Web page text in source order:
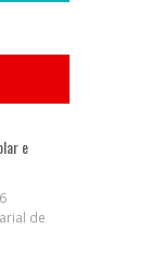
e
de